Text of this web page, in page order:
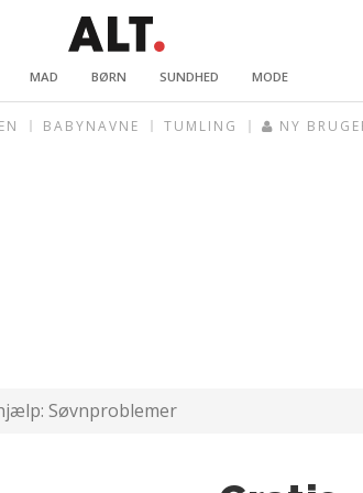
MAD BØRN SUNDHED MODE
BABYNAVNE TUMLING NY
Søvnproblemer